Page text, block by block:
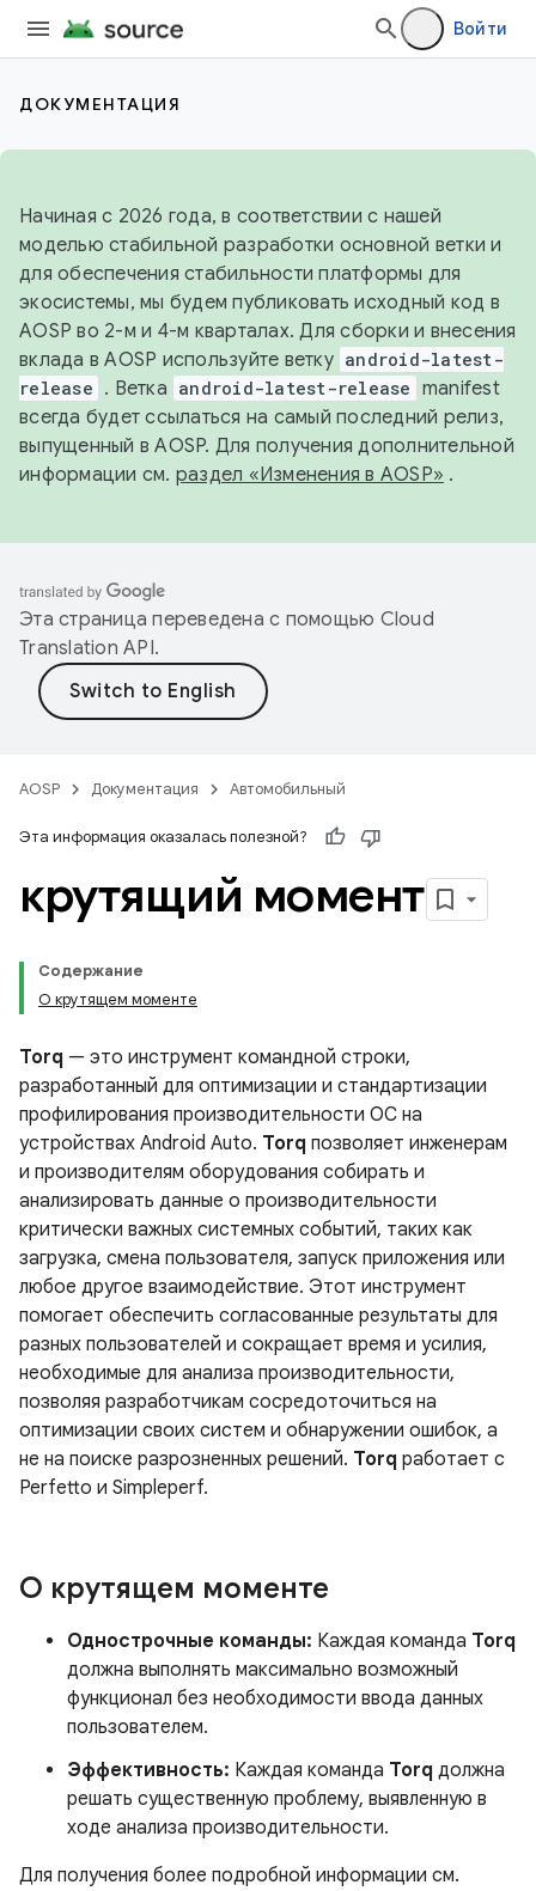
Войти
ДОКУМЕНТАЦИЯ
Начиная с 2026 года, в соответствии с нашей
моделью стабильной разработки основной ветки и
для обеспечения стабильности платформы для
экосистемы, мы будем публиковать исходный код в
AOSP во 2-м и 4-м кварталах. Для сборки и внесения
вклада в AOSP используйте ветку android-latest-
release . Ветка android-latest-release manifest
всегда будет ссылаться на самый последний релиз,
выпущенный в AOSP. Для получения дополнительной
информации см. раздел «Изменения в AOSP» .
Эта страница переведена с помощью Cloud
Translation API.
AOSP Документация Автомобильный
Эта информация оказалась полезной?
крутящий момент
Содержание
О крутящем моменте
Torq — это инструмент командной строки,
разработанный для оптимизации и стандартизации
профилирования производительности ОС на
устройствах Android Auto. Torq позволяет инженерам
и производителям оборудования собирать и
анализировать данные о производительности
критически важных системных событий, таких как
загрузка, смена пользователя, запуск приложения или
любое другое взаимодействие. Этот инструмент
помогает обеспечить согласованные результаты для
разных пользователей и сокращает время и усилия,
необходимые для анализа производительности,
позволяя разработчикам сосредоточиться на
оптимизации своих систем и обнаружении ошибок, а
не на поиске разрозненных решений. Torq работает с
Perfetto и Simpleperf.
О крутящем моменте
Однострочные команды: Каждая команда Torq
должна выполнять максимально возможный
функционал без необходимости ввода данных
пользователем.
Эффективность: Каждая команда Torq должна
решать существенную проблему, выявленную в
ходе анализа производительности.
Для получения более подробной информации см.